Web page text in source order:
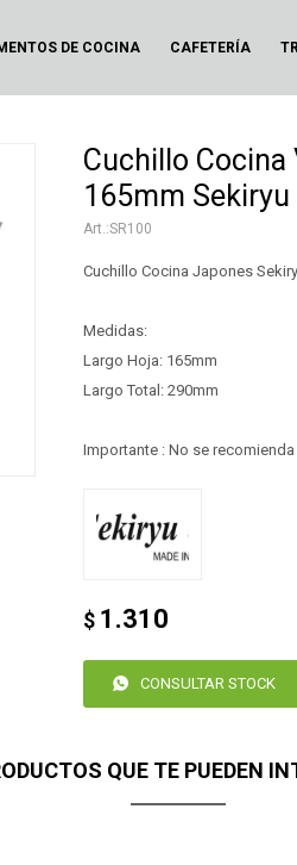
DE COCINA CAFETERÍA
Cuchillo Cocina
165mm Sekiryu
SR100
Cuchillo Cocina Japones
Medidas:
Largo Hoja: 165mm
Largo Total: 290mm
Importante : No se
$ 1.310
CONSULTAR STOCK
QUE TE PUEDEN